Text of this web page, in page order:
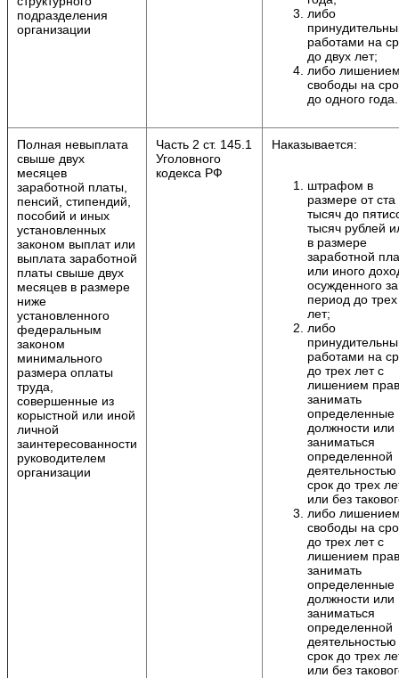
подразделения
организации
либо
работами на
до двух лет;
либо
свободы на
до одного года.
Полная невыплата
свыше двух
месяцев
заработной платы,
пенсий, стипендий,
пособий и иных
установленных
законом выплат или
выплата заработной
платы свыше двух
месяцев в размере
ниже
установленного
федеральным
законом
минимального
размера оплаты
труда,
совершенные из
корыстной или иной
личной
заинтересованности
руководителем
организации
Часть 2 ст. 145.1
Уголовного
кодекса РФ
Наказывается:
штрафом в
размере от ста
тысяч до
тысяч рублей
в размере
заработной
или иного
осужденного за
период до трех
лет;
либо
работами на
до трех лет с
лишением
занимать
определенные
должности или
заниматься
определенной
срок до трех
или без
либо
свободы на
до трех лет с
лишением
занимать
определенные
должности или
заниматься
определенной
срок до трех
или без